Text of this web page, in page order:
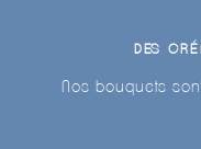
DES
Nos bouquets